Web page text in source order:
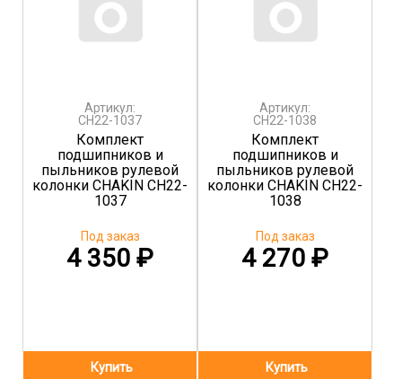
Артикул:
CH22-1037
Комплект
подшипников и
пыльников рулевой
колонки CHAKIN CH22-
1037
4 350 ₽
Под заказ
Артикул:
CH22-1038
Комплект
подшипников и
пыльников рулевой
колонки CHAKIN CH22-
1038
4 270₽
Под заказ